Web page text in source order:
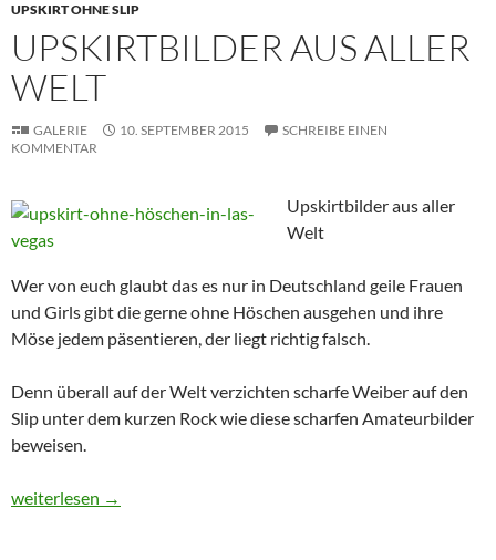
UPSKIRT OHNE SLIP
UPSKIRTBILDER AUS ALLER
WELT
GALERIE 10. SEPTEMBER 2015
SCHREIBE EINEN
KOMMENTAR
Upskirtbilder aus aller
Welt
Wer von euch glaubt das es nur in Deutschland geile Frauen
und Girls gibt die gerne ohne Höschen ausgehen und ihre
Möse jedem päsentieren, der liegt richtig falsch.
Denn überall auf der Welt verzichten scharfe Weiber auf den
Slip unter dem kurzen Rock wie diese scharfen Amateurbilder
beweisen.
Upskirtbilder aus aller Welt
weiterlesen →